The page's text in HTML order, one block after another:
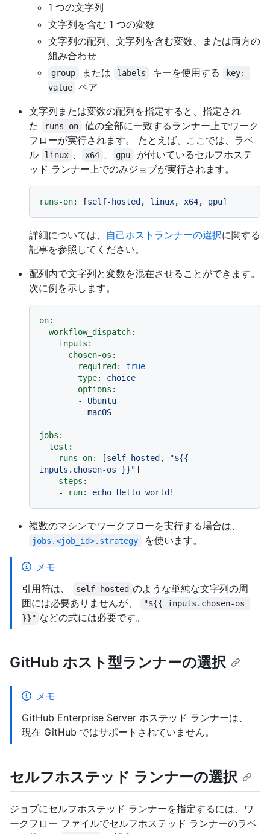
1 つの文字列
文字列を含む 1 つの変数
文字列の配列、文字列を含む変数、または両方の
組み合わせ
group または labels キーを使用する
key:
value
ペア
文字列または変数の配列を指定すると、指定され
た
runs-on
値の全部に一致するランナー上でワーク
フローが実行されます。 たとえば、ここでは、ラベ
ル
linux 、 x64 、 gpu
が付いているセルフホステ
ッド ランナー上でのみジョブが実行されます。
runs-on: [self-hosted , linux, x64, gpu
詳細については、 自己ホストランナーの選択に関する
記事を参照してください。
配列内で文字列と変数を混在させることができます。
次に例を示します。
on:
workflow_dispatch:
inputs:
chosen-os:
required:
true
type:
choice
options:
-
Ubuntu
-
macOS
jobs:
test:
runs-on:
[self-hosted , "${{
inputs.chosen-os }}"]
steps:
-
run: echo Hello world!
複数のマシンでワークフローを実行する場合は、
jobs.<job_id>.strategy を使います。
メモ
引用符は、
self-hosted のような単純な文字列の周
囲には必要ありませんが、
"${{ inputs.chosen-os
}}" などの式には必要です。
GitHub ホスト型ランナーの選択
メモ
GitHub Enterprise Server ホステッド ランナーは、
現在 GitHub ではサポートされていません。
セルフホステッド ランナーの選択
ジョブにセルフホステッド ランナーを指定するには、ワ
ークフロー ファイルでセルフホステッド ランナーのラベ